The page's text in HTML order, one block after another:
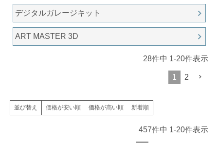
デジタルガレージキット
ART MASTER 3D
28件中 1-20件表示
1 2
並び替え 価格が安い順 価格が高い順 新着順
457件中 1-20件表示